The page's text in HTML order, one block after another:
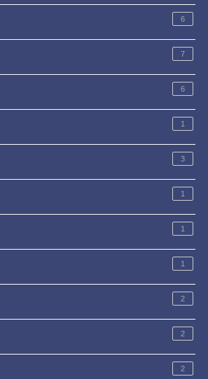
6
7
6
1
3
1
1
1
2
2
2